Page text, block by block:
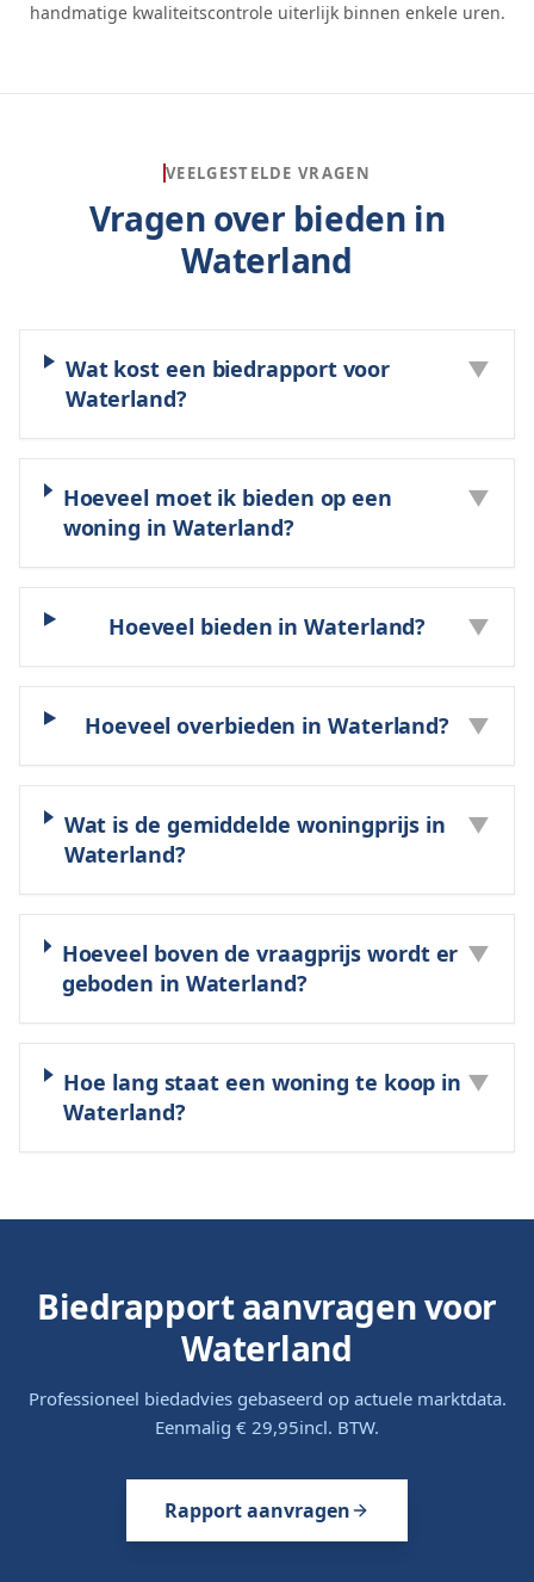
handmatige kwaliteitscontrole uiterlijk binnen enkele uren.
VEELGESTELDE VRAGEN
Vragen over bieden in
Waterland
Wat kost een biedrapport voor
Waterland?
▼
Hoeveel moet ik bieden op een
woning in Waterland?
▼
Hoeveel bieden in Waterland? ▼
Hoeveel overbieden in Waterland? ▼
Wat is de gemiddelde woningprijs in
Waterland?
▼
Hoeveel boven de vraagprijs wordt er
geboden in Waterland?
▼
Hoe lang staat een woning te koop in
Waterland?
▼
Biedrapport aanvragen voor
Waterland
Professioneel biedadvies gebaseerd op actuele marktdata.
Eenmalig € 29,95incl. BTW.
Rapport aanvragen